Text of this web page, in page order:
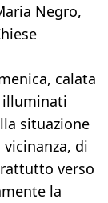
Negro,
calata
illuminati
situazione
di
verso
la